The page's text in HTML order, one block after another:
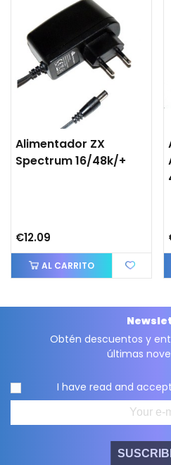
Alimentador ZX
Spectrum 16/48k/+
€12.09
AL CARRITO
Obtén descuentos y
últimas
I have read and